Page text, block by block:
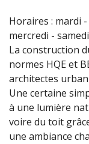
Horaires : mardi
mercredi -
La construction
normes HQE et
architectes
Une certaine
à une lumière
voire du toit
une ambiance